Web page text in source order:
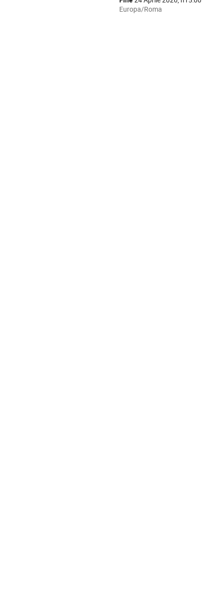
Europa/Roma